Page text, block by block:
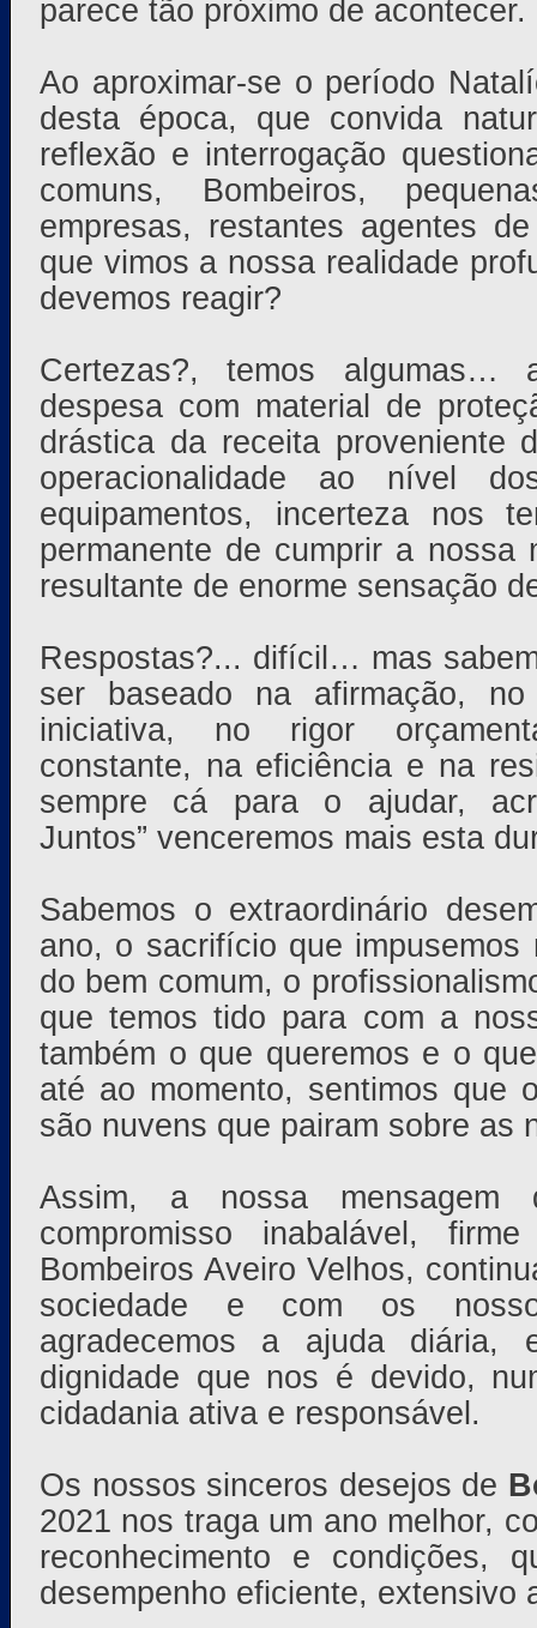
parece tão próximo de acontecer.
Ao aproximar-se o período
desta época, que convida
reflexão e interrogação
comuns, Bombeiros,
empresas, restantes agentes
que vimos a nossa realidade
devemos reagir?
Certezas?, temos algumas…
despesa com material de
drástica da receita proveniente
operacionalidade ao nível
equipamentos, incerteza nos
permanente de cumprir a nossa
resultante de enorme sensação
Respostas?... difícil… mas
ser baseado na afirmação,
iniciativa, no rigor
constante, na eficiência e na
sempre cá para o ajudar,
Juntos” venceremos mais esta
Sabemos o extraordinário
ano, o sacrifício que
do bem comum, o
que temos tido para com a
também o que queremos e o
até ao momento, sentimos que
são nuvens que pairam sobre as
Assim, a nossa mensagem
compromisso inabalável,
Bombeiros Aveiro Velhos,
sociedade e com os
agradecemos a ajuda
dignidade que nos é devido,
cidadania ativa e responsável.
Os nossos sinceros desejos de
2021 nos traga um ano melhor,
reconhecimento e condições,
desempenho eficiente, extensivo